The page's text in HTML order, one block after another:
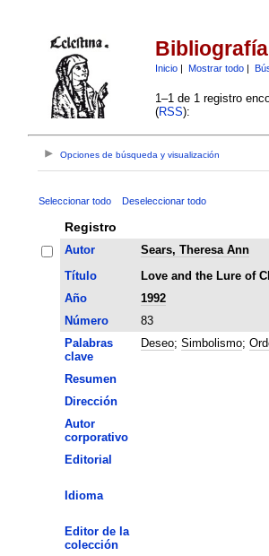
Inicio| Mostrar todo|
1–1 de 1 registro
(RSS):
Opciones de búsqueda y visualización
Seleccionar todo Deseleccionar todo
Registro
Autor
Sears, Theresa Ann
Título
Love and the Lure of
Año
1992
Número
83
Palabras
clave
Deseo; Simbolismo;
Resumen
Dirección
Autor
corporativo
Editorial
Idioma
Editor de la
colección